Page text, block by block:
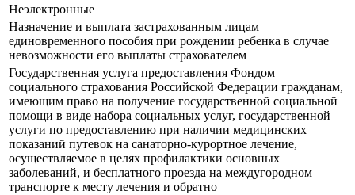
Неэлектронные
Назначение и выплата застрахованным лицам
единовременного пособия при рождении ребенка в случае
невозможности его выплаты страхователем
Государственная услуга предоставления Фондом
социального страхования Российской Федерации гражданам,
имеющим право на получение государственной социальной
помощи в виде набора социальных услуг, государственной
услуги по предоставлению при наличии медицинских
показаний путевок на санаторно-курортное лечение,
осуществляемое в целях профилактики основных
заболеваний, и бесплатного проезда на междугородном
транспорте к месту лечения и обратно